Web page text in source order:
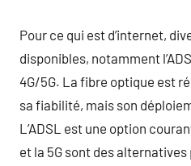
Pour ce qui est d’internet,
disponibles, notamment
4G/5G. La fibre optique est
sa fiabilité, mais son
L’ADSL est une option
et la 5G sont des alternatives